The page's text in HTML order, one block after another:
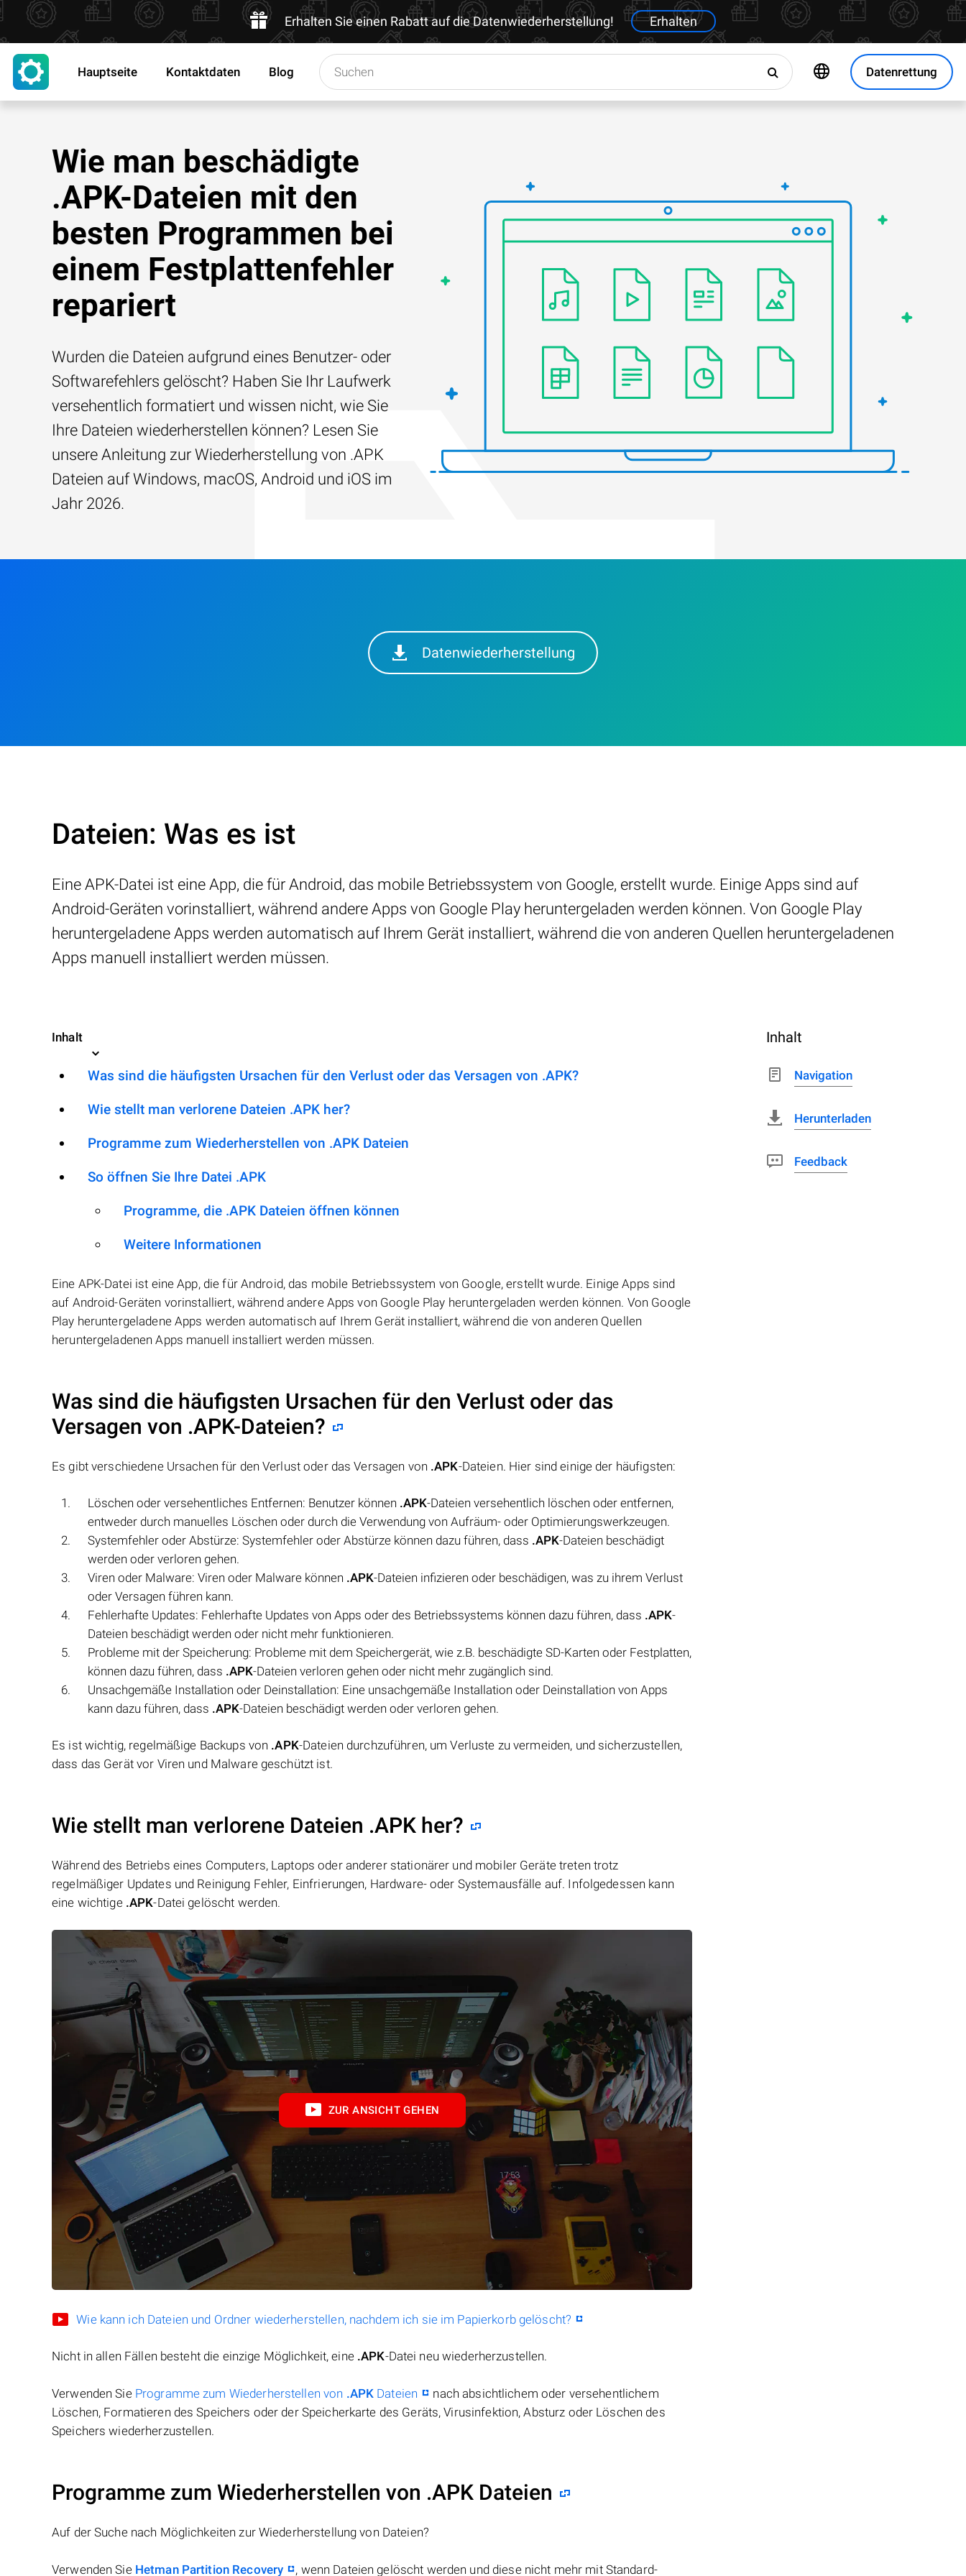
Erhalten Sie einen Rabatt auf die Datenwiederherstellung! Erhalten
Datenrettung
Hauptseite Kontaktdaten Blog
Wie man beschädigte
.APK-Dateien mit den
besten Programmen bei
einem Festplattenfehler
repariert
Wurden die Dateien aufgrund eines Benutzer- oder
Softwarefehlers gelöscht? Haben Sie Ihr Laufwerk
versehentlich formatiert und wissen nicht, wie Sie
Ihre Dateien wiederherstellen können? Lesen Sie
unsere Anleitung zur Wiederherstellung von .APK
Dateien auf Windows, macOS, Android und iOS im
Jahr 2026.
Datenwiederherstellung
Dateien: Was es ist
Eine APK-Datei ist eine App, die für Android, das mobile Betriebssystem von Google, erstellt wurde. Einige Apps sind auf
Android-Geräten vorinstalliert, während andere Apps von Google Play heruntergeladen werden können. Von Google Play
heruntergeladene Apps werden automatisch auf Ihrem Gerät installiert, während die von anderen Quellen heruntergeladenen
Apps manuell installiert werden müssen.
Inhalt
Was sind die häufigsten Ursachen für den Verlust oder das Versagen von .APK?
Wie stellt man verlorene Dateien .APK her?
Programme zum Wiederherstellen von .APK Dateien
So öffnen Sie Ihre Datei .APK
Programme, die .APK Dateien öffnen können
Weitere Informationen
Eine APK-Datei ist eine App, die für Android, das mobile Betriebssystem von Google, erstellt wurde. Einige Apps sind
auf Android-Geräten vorinstalliert, während andere Apps von Google Play heruntergeladen werden können. Von Google
Play heruntergeladene Apps werden automatisch auf Ihrem Gerät installiert, während die von anderen Quellen
heruntergeladenen Apps manuell installiert werden müssen.
Was sind die häufigsten Ursachen für den Verlust oder das
Versagen von .APK-Dateien?
Es gibt verschiedene Ursachen für den Verlust oder das Versagen von .APK-Dateien. Hier sind einige der häufigsten:
Löschen oder versehentliches Entfernen: Benutzer können .APK-Dateien versehentlich löschen oder entfernen,
entweder durch manuelles Löschen oder durch die Verwendung von Aufräum- oder Optimierungswerkzeugen.
Systemfehler oder Abstürze: Systemfehler oder Abstürze können dazu führen, dass .APK-Dateien beschädigt
werden oder verloren gehen.
Viren oder Malware: Viren oder Malware können .APK-Dateien infizieren oder beschädigen, was zu ihrem Verlust
oder Versagen führen kann.
Fehlerhafte Updates: Fehlerhafte Updates von Apps oder des Betriebssystems können dazu führen, dass .APK-
Dateien beschädigt werden oder nicht mehr funktionieren.
Probleme mit der Speicherung: Probleme mit dem Speichergerät, wie z.B. beschädigte SD-Karten oder Festplatten,
können dazu führen, dass .APK-Dateien verloren gehen oder nicht mehr zugänglich sind.
Unsachgemäße Installation oder Deinstallation: Eine unsachgemäße Installation oder Deinstallation von Apps
kann dazu führen, dass .APK-Dateien beschädigt werden oder verloren gehen.
Es ist wichtig, regelmäßige Backups von .APK-Dateien durchzuführen, um Verluste zu vermeiden, und sicherzustellen,
dass das Gerät vor Viren und Malware geschützt ist.
Wie stellt man verlorene Dateien .APK her?
Während des Betriebs eines Computers, Laptops oder anderer stationärer und mobiler Geräte treten trotz
regelmäßiger Updates und Reinigung Fehler, Einfrierungen, Hardware- oder Systemausfälle auf. Infolgedessen kann
eine wichtige .APK-Datei gelöscht werden.
ZUR ANSICHT GEHEN
Wie kann ich Dateien und Ordner wiederherstellen, nachdem ich sie im Papierkorb gelöscht?
Nicht in allen Fällen besteht die einzige Möglichkeit, eine .APK-Datei neu wiederherzustellen.
Verwenden Sie Programme zum Wiederherstellen von .APK Dateien
nach absichtlichem oder versehentlichem
Löschen, Formatieren des Speichers oder der Speicherkarte des Geräts, Virusinfektion, Absturz oder Löschen des
Speichers wiederherzustellen.
Programme zum Wiederherstellen von .APK Dateien
Auf der Suche nach Möglichkeiten zur Wiederherstellung von Dateien?
Verwenden Sie Hetman Partition Recovery , wenn Dateien gelöscht werden und diese nicht mehr mit Standard-
Inhalt
Navigation
Herunterladen
Feedback